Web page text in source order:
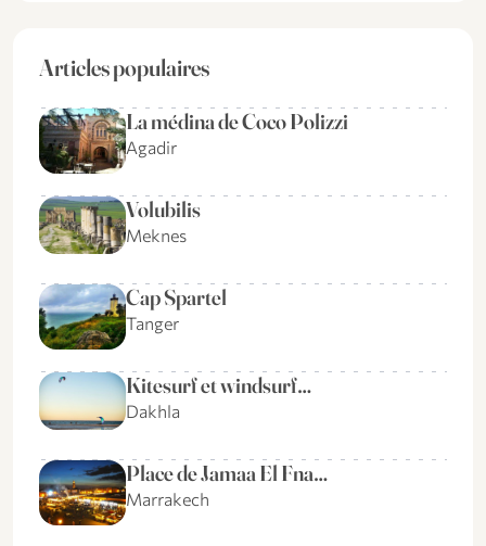
Articles populaires
La médina de Coco Polizzi
Agadir
Volubilis
Meknes
Cap Spartel
Tanger
Kitesurf et windsurf…
Dakhla
Place de Jamaa El Fna…
Marrakech